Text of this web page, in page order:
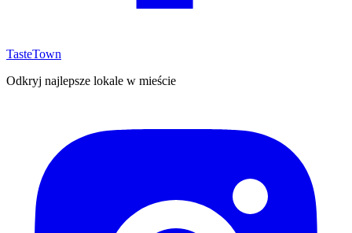
TasteTown
Odkryj najlepsze lokale w mieście